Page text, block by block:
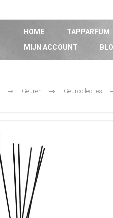
HOME TAPPARFUM
MIJN ACCOUNT
Geuren Geurcollecties